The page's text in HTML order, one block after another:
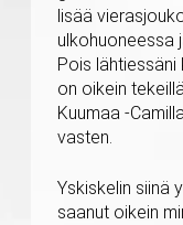
lisää
ulkohuoneessa
Pois
on oikein
Kuumaa -
vasten.
Yskiskelin siinä
saanut oikein